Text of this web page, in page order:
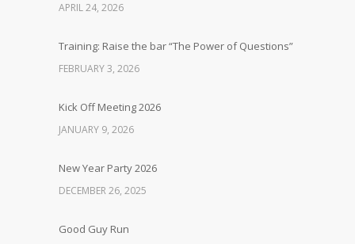
APRIL 24, 2026
Training: Raise the bar “The Power of Questions”
FEBRUARY 3, 2026
Kick Off Meeting 2026
JANUARY 9, 2026
New Year Party 2026
DECEMBER 26, 2025
Good Guy Run